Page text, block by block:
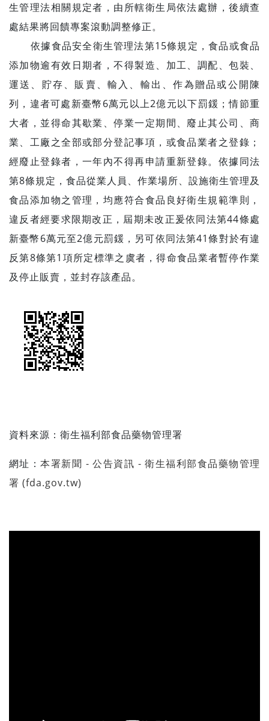
生管理法相關規定者，由所轄衛生局依法處辦，後續查
處結果將回饋專案滾動調整修正。
依據食品安全衛生管理法第15條規定，食品或食品
添加物逾有效日期者，不得製造、加工、調配、包裝、
運送、貯存、販賣、輸入、輸出、作為贈品或公開陳
列，違者可處新臺幣6萬元以上2億元以下罰鍰；情節重
大者，並得命其歇業、停業一定期間、廢止其公司、商
業、工廠之全部或部分登記事項，或食品業者之登錄；
經廢止登錄者，一年內不得再申請重新登錄。依據同法
第8條規定，食品從業人員、作業場所、設施衛生管理及
食品添加物之管理，均應符合食品良好衛生規範準則，
違反者經要求限期改正，屆期未改正爰依同法第44條處
新臺幣6萬元至2億元罰鍰，另可依同法第41條對於有違
反第8條第1項所定標準之虞者，得命食品業者暫停作業
及停止販賣，並封存該產品。
資料來源：衛生福利部食品藥物管理署
網址：本署新聞 - 公告資訊 - 衛生福利部食品藥物管理
署 (fda.gov.tw)